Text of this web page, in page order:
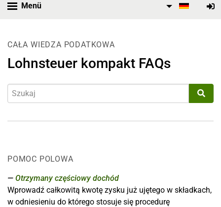
Menü
CAŁA WIEDZA PODATKOWA
Lohnsteuer kompakt FAQs
POMOC POLOWA
Otrzymany częściowy dochód
Wprowadź całkowitą kwotę zysku już ujętego w składkach,
w odniesieniu do którego stosuje się procedurę